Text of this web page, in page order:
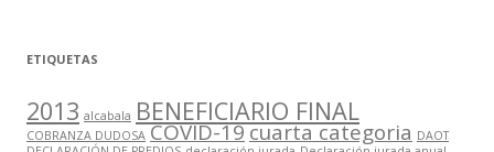
ETIQUETAS
2013 alcabala BENEFICIARIO FINAL
COBRANZA DUDOSA COVID-19cuarta categoria DAOT